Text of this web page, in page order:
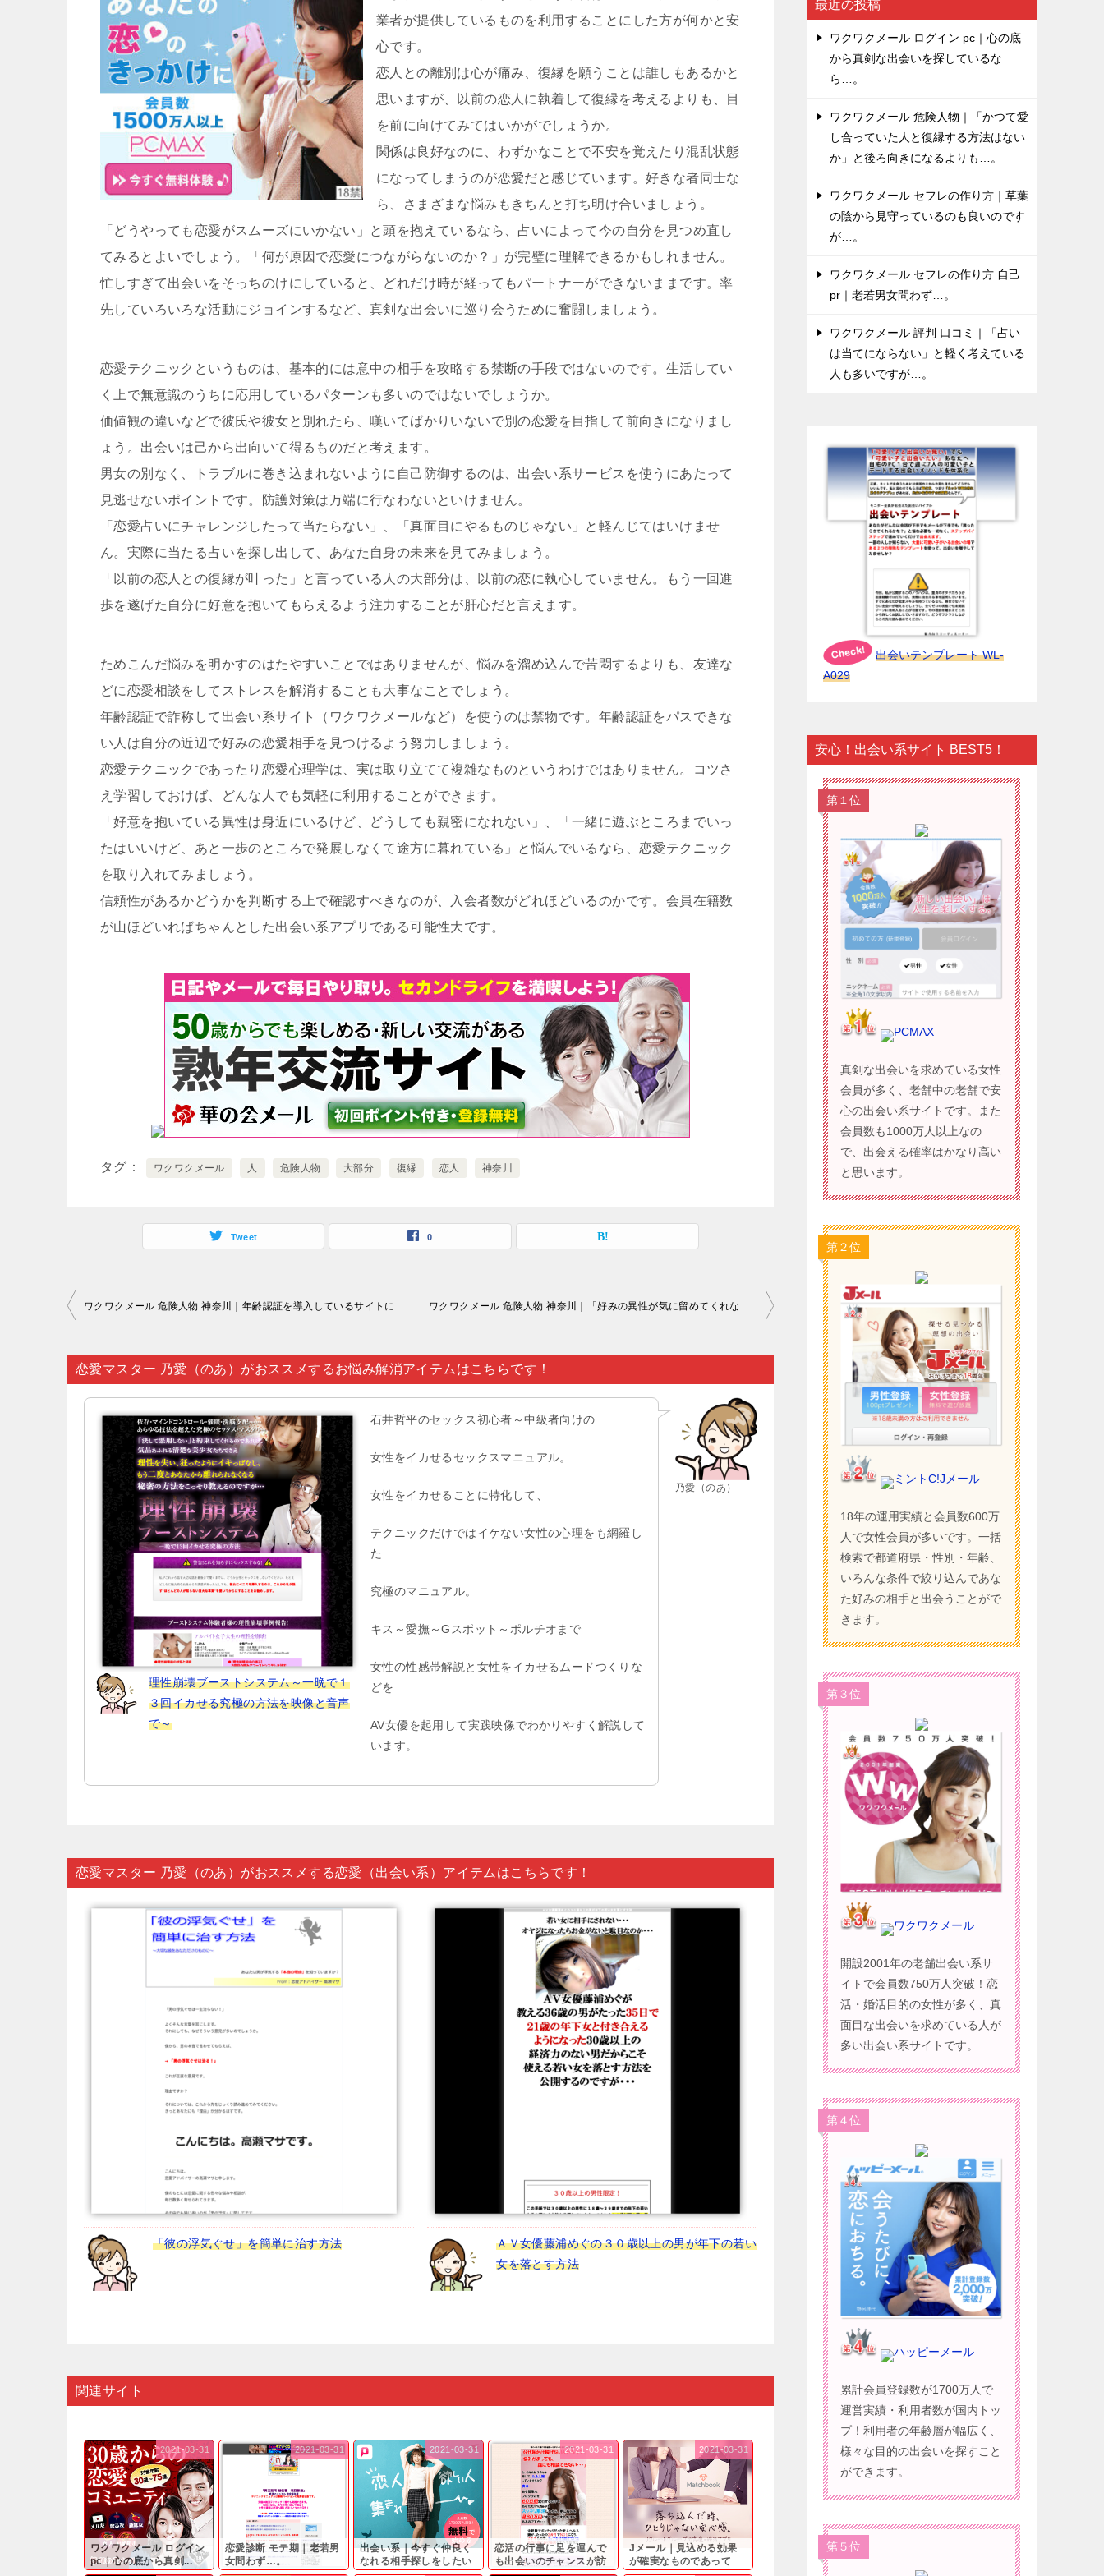
業者が提供しているものを利用することにした方が何かと安
心です。
恋人との離別は心が痛み、復縁を願うことは誰しもあるかと
思いますが、以前の恋人に執着して復縁を考えるよりも、目
を前に向けてみてはいかがでしょうか。
関係は良好なのに、わずかなことで不安を覚えたり混乱状態
になってしまうのが恋愛だと感じています。好きな者同士な
ら、さまざまな悩みもきちんと打ち明け合いましょう。
「どうやっても恋愛がスムーズにいかない」と頭を抱えているなら、占いによって今の自分を見つめ直し
てみるとよいでしょう。「何が原因で恋愛につながらないのか？」が完璧に理解できるかもしれません。
忙しすぎて出会いをそっちのけにしていると、どれだけ時が経ってもパートナーができないままです。率
先していろいろな活動にジョインするなど、真剣な出会いに巡り会うために奮闘しましょう。
恋愛テクニックというものは、基本的には意中の相手を攻略する禁断の手段ではないのです。生活してい
く上で無意識のうちに応用しているパターンも多いのではないでしょうか。
価値観の違いなどで彼氏や彼女と別れたら、嘆いてばかりいないで別の恋愛を目指して前向きになりまし
ょう。出会いは己から出向いて得るものだと考えます。
男女の別なく、トラブルに巻き込まれないように自己防御するのは、出会い系サービスを使うにあたって
見逃せないポイントです。防護対策は万端に行なわないといけません。
「恋愛占いにチャレンジしたって当たらない」、「真面目にやるものじゃない」と軽んじてはいけませ
ん。実際に当たる占いを探し出して、あなた自身の未来を見てみましょう。
「以前の恋人との復縁が叶った」と言っている人の大部分は、以前の恋に執心していません。もう一回進
歩を遂げた自分に好意を抱いてもらえるよう注力することが肝心だと言えます。
ためこんだ悩みを明かすのはたやすいことではありませんが、悩みを溜め込んで苦悶するよりも、友達な
どに恋愛相談をしてストレスを解消することも大事なことでしょう。
年齢認証で詐称して出会い系サイト（ワクワクメールなど）を使うのは禁物です。年齢認証をパスできな
い人は自分の近辺で好みの恋愛相手を見つけるよう努力しましょう。
恋愛テクニックであったり恋愛心理学は、実は取り立てて複雑なものというわけではありません。コツさ
え学習しておけば、どんな人でも気軽に利用することができます。
「好意を抱いている異性は身近にいるけど、どうしても親密になれない」、「一緒に遊ぶところまでいっ
たはいいけど、あと一歩のところで発展しなくて途方に暮れている」と悩んでいるなら、恋愛テクニック
を取り入れてみましょう。
信頼性があるかどうかを判断する上で確認すべきなのが、入会者数がどれほどいるのかです。会員在籍数
が山ほどいればちゃんとした出会い系アプリである可能性大です。
タグ ワクワクメール 人 危険人物 大部分 復縁 恋人 神奈川
Tweet 0
投
ナ
ビ
ゲ
ワクワクメール 危険人物 神奈川｜年齢認証を導入しているサイトにサインインしているからと言ったところで…。 ワクワクメール 危険人物 神奈川｜「好みの異性が気に留めてくれない」と恋愛に頭を抱えているなら…。
恋愛マスター 乃愛（のあ）がおススメするお悩み解消アイテムはこちらです！
乃愛（のあ）
理性崩壊ブーストシステム～一晩で１
３回イカせる究極の方法を映像と音声
で～
石井哲平のセックス初心者～中級者向けの
女性をイカせるセックスマニュアル。
女性をイカせることに特化して、
テクニックだけではイケない女性の心理をも網羅し
た
究極のマニュアル。
キス～愛撫～Gスポット～ポルチオまで
女性の性感帯解説と女性をイカせるムードつくりな
どを
AV女優を起用して実践映像でわかりやすく解説して
います。
恋愛マスター 乃愛（のあ）がおススメする恋愛（出会い系）アイテムはこちらです！
「彼の浮気ぐせ」を簡単に治す方法
ＡＶ女優藤浦めぐの３０歳以上の男が年下の若い
女を落とす方法
関連サイト
ワクワクメール ログイン
pc｜心の底から真剣...
2021-03-31
恋愛診断 モテ期｜老若男
女問わず…。
2021-03-31
出会い系｜今すぐ仲良く
なれる相手探しをしたい
2021-03-31
恋活の行事に足を運んで
も出会いのチャンスが訪
2021-03-31
Jメール｜見込める効果
が確実なものであって
2021-03-31
最近の投稿
ワクワクメール ログイン pc｜心の底
から真剣な出会いを探しているな
ら…。
ワクワクメール 危険人物｜「かつて愛
し合っていた人と復縁する方法はない
か」と後ろ向きになるよりも…。
ワクワクメール セフレの作り方｜草葉
の陰から見守っているのも良いのです
が…。
ワクワクメール セフレの作り方 自己
pr｜老若男女問わず…。
ワクワクメール 評判 口コミ｜「占い
は当てにならない」と軽く考えている
人も多いですが…。
出会いテンプレート WL-
A029
安心！出会い系サイト BEST5！
第１位
PCMAX
真剣な出会いを求めている女性
会員が多く、老舗中の老舗で安
心の出会い系サイトです。また
会員数も1000万人以上なの
で、出会える確率はかなり高い
と思います。
第２位
ミントC!Jメール
18年の運用実績と会員数600万
人で女性会員が多いです。一括
検索で都道府県・性別・年齢、
いろんな条件で絞り込んであな
た好みの相手と出会うことがで
きます。
第３位
ワクワクメール
開設2001年の老舗出会い系サ
イトで会員数750万人突破！恋
活・婚活目的の女性が多く、真
面目な出会いを求めている人が
多い出会い系サイトです。
第４位
ハッピーメール
累計会員登録数が1700万人で
運営実績・利用者数が国内トッ
プ！利用者の年齢層が幅広く、
様々な目的の出会いを探すこと
ができます。
第５位